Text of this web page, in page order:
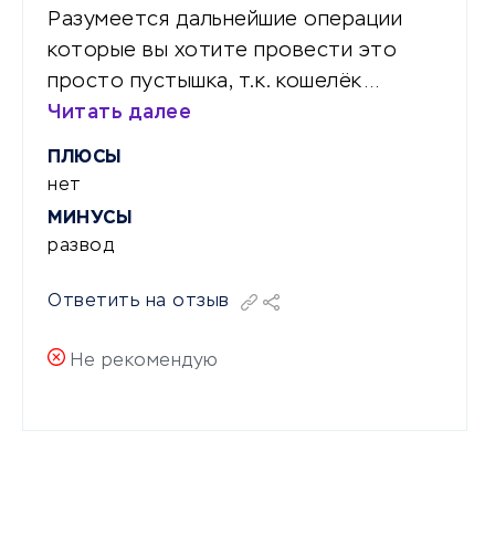
Разумеется дальнейшие операции
которые вы хотите провести это
просто пустышка, т.к. кошелёк…
Читать далее
ПЛЮСЫ
нет
МИНУСЫ
развод
Ответить на отзыв
Не рекомендую